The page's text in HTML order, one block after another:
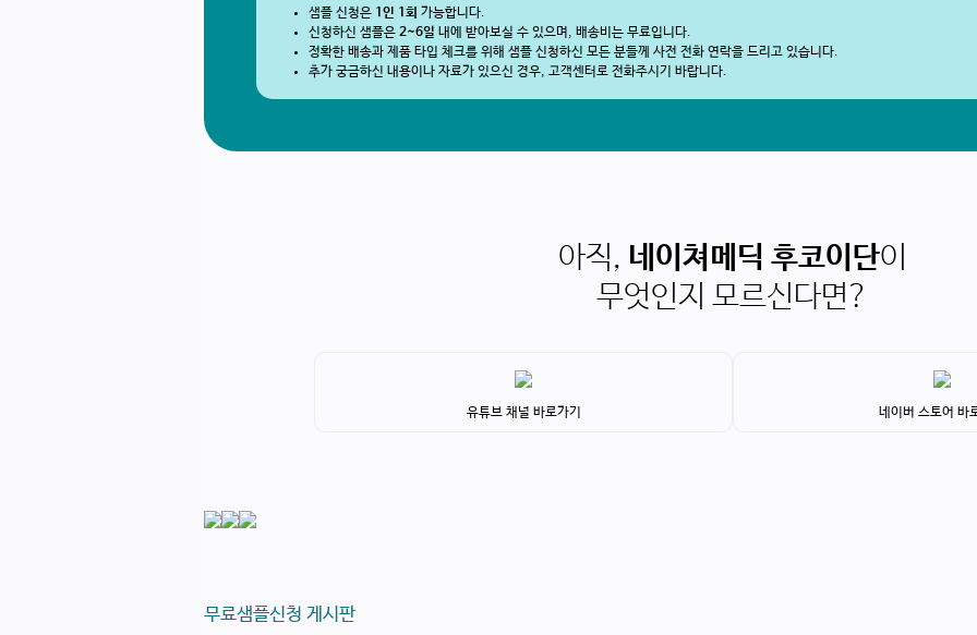
샘플 신청은 1인 1회 가능합니다.
신청하신 샘플은 2~6일 내에 받아보실 수 있으며, 배송비는 무료입니다.
정확한 배송과 제품 타입 체크를 위해 샘플 신청하신 모든 분들께 사전 전화 연락을 드리고 있습니다.
추가 궁금하신 내용이나 자료가 있으신 경우, 고객센터로 전화주시기 바랍니다.
아직, 네이쳐메딕 후코이단이
무엇인지 모르신다면?
유튜브 채널 바로가기 네이버 스토어 바
무료샘플신청 게시판